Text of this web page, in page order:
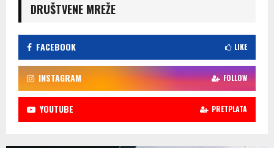
DRUŠTVENE MREŽE
FACEBOOK LIKE
INSTAGRAM FOLLOW
YOUTUBE PRETPLATA